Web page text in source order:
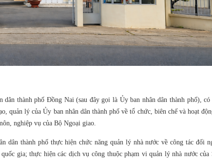
dân thành phố Đồng Nai (sau đây gọi là Ủy ban nhân dân thành phố), có
quản lý của Ủy ban nhân dân thành phố về tổ chức, biên chế và hoạt
nghiệp vụ của Bộ Ngoại giao.
dân thành phố thực hiện chức năng quản lý nhà nước về công tác đối
gia; thực hiện các dịch vụ công thuộc phạm vi quản lý nhà nước của